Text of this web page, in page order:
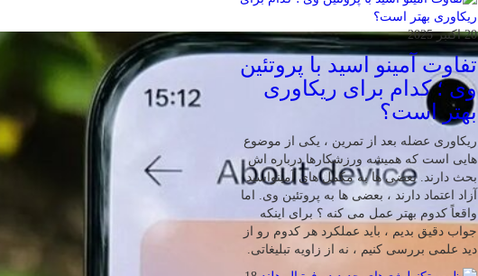
20 اکتبر 2025
تفاوت آمینو اسید با پروتئین
وی ؛ کدام برای ریکاوری
بهتر است؟
ریکاوری عضله بعد از تمرین ، یکی از موضوع‌
هایی‌ است که همیشه ورزشکارها درباره‌ اش
بحث دارند. بعضی‌ ها به مکمل‌ های آمینواسید
آزاد اعتماد دارند ، بعضی‌ ها به پروتئین وی. اما
واقعاً کدوم بهتر عمل می‌ کنه ؟ برای اینکه
جواب دقیق بدیم ، باید عملکرد هر کدوم رو از
دید علمی بررسی کنیم ، نه از زاویه تبلیغاتی.